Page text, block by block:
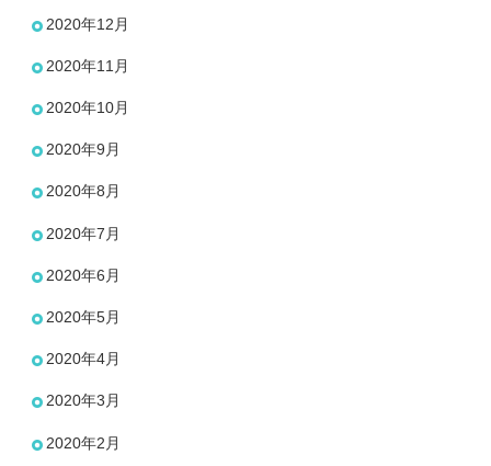
2020年12月
2020年11月
2020年10月
2020年9月
2020年8月
2020年7月
2020年6月
2020年5月
2020年4月
2020年3月
2020年2月